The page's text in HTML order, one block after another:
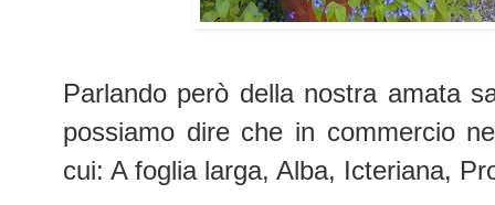
Parlando però della nostra amata
possiamo dire che in commercio
cui: A foglia larga, Alba, Icteriana,